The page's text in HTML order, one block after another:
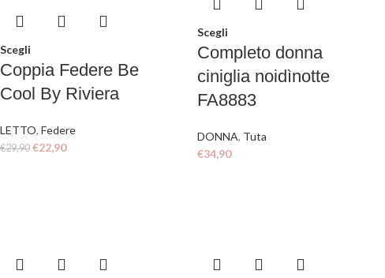
Scegli
Coppia Federe Be
Cool By Riviera
LETTO, Federe
€29,90 €22,90
Scegli
Completo donna
ciniglia noidìnotte
FA8883
DONNA, Tuta
€34,90